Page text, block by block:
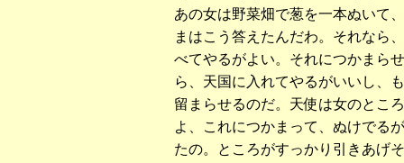
あの女は野菜畑で葱を一本ぬいて
まはこう答えたんだわ。それなら
べてやるがよい。それにつかまら
ら、天国に入れてやるがいいし、
留まらせるのだ。天使は女のとこ
よ、これにつかまって、ぬけでる
たの。ところがすっかり引きあげ